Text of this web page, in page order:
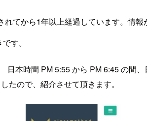
れてから1年以上経過しています。情
す。
日本時間 PM 5:55 から PM 6:45 の間
たので、紹介させて頂きます。